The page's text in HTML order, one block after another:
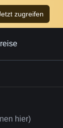
zugreifen
hier)